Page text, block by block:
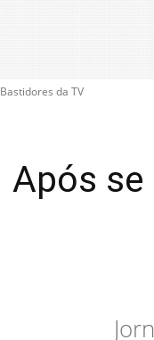
Bastidores da TV
Após se